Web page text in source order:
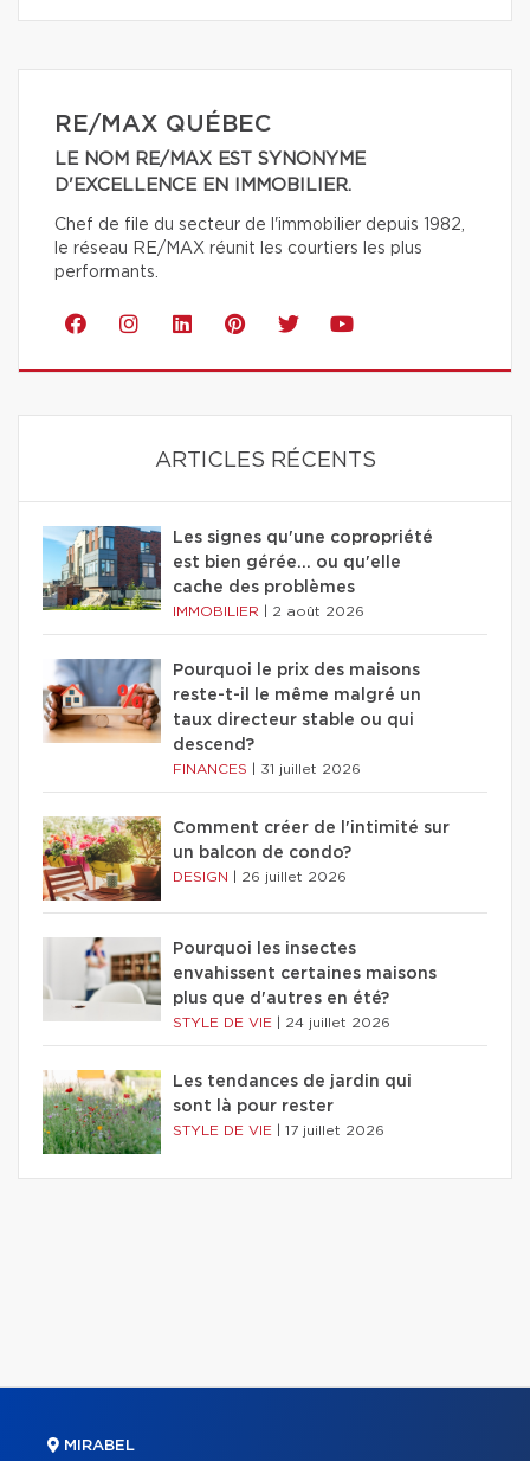
RE/MAX QUÉBEC
LE NOM RE/MAX EST SYNONYME
D'EXCELLENCE EN IMMOBILIER.
Chef de file du secteur de l'immobilier depuis 1982,
le réseau RE/MAX réunit les courtiers les plus
performants.
ARTICLES RÉCENTS
Les signes qu'une copropriété
est bien gérée… ou qu'elle
cache des problèmes
IMMOBILIER 2 août 2026
Pourquoi le prix des maisons
reste-t-il le même malgré un
taux directeur stable ou qui
descend?
FINANCES 31 juillet 2026
Comment créer de l'intimité sur
un balcon de condo?
DESIGN 26 juillet 2026
Pourquoi les insectes
envahissent certaines maisons
plus que d'autres en été?
STYLE DE VIE 24 juillet 2026
Les tendances de jardin qui
sont là pour rester
STYLE DE VIE 17 juillet 2026
MIRABEL